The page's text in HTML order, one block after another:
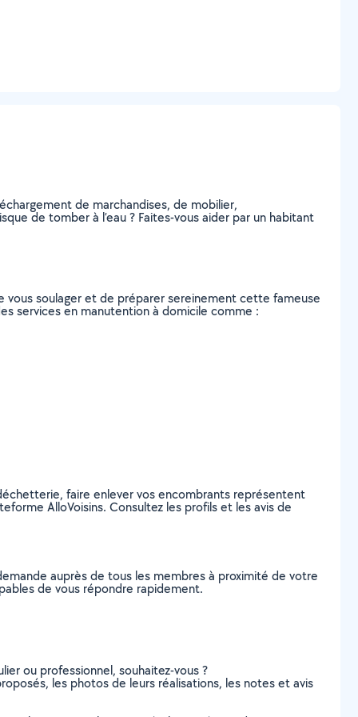
de marchandises, de mobilier,
de tomber à l’eau ? Faites-vous aider par un habitant
soulager et de préparer sereinement cette fameuse
services en manutention à domicile comme :
faire enlever vos encombrants représentent
AlloVoisins. Consultez les profils et les avis de
auprès de tous les membres à proximité de votre
de vous répondre rapidement.
ou professionnel, souhaitez-vous ?
les photos de leurs réalisations, les notes et avis